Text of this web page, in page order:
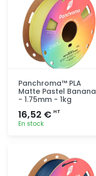
Panchroma™ PLA
Matte Pastel Banana
- 1.75mm - 1kg
16,52 € HT
En stock
rapide